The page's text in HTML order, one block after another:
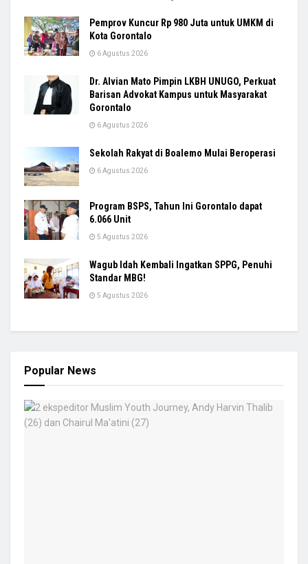
Pemprov Kuncur Rp 980 Juta untuk UMKM di
Kota Gorontalo
6 Agustus 2026
Dr. Alvian Mato Pimpin LKBH UNUGO, Perkuat
Barisan Advokat Kampus untuk Masyarakat
Gorontalo
6 Agustus 2026
Sekolah Rakyat di Boalemo Mulai Beroperasi
6 Agustus 2026
Program BSPS, Tahun Ini Gorontalo dapat
6.066 Unit
5 Agustus 2026
Wagub Idah Kembali Ingatkan SPPG, Penuhi
Standar MBG!
5 Agustus 2026
Popular News